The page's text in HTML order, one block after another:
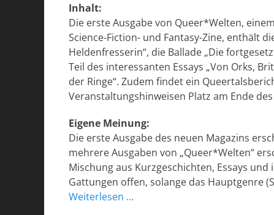
Inhalt:
Die erste Ausgabe von Queer*Welten,
Science-Fiction- und Fantasy-Zine, enthält
Heldenfresserin“, die Ballade „Die
Teil des interessanten Essays „Von Orks,
der Ringe“. Zudem findet ein
Veranstaltungshinweisen Platz am Ende
Eigene Meinung:
Die erste Ausgabe des neuen Magazins
mehrere Ausgaben von „Queer*Welten“
Mischung aus Kurzgeschichten, Essays
Gattungen offen, solange das Hauptgenre
Weiterlesen …